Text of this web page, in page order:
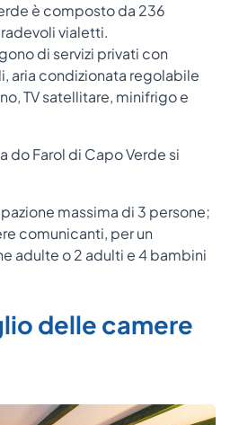
è composto da 236
vialetti.
di servizi privati con
aria condizionata regolabile
TV satellitare, minifrigo e
do Farol di Capo Verde si
massima di 3 persone;
comunicanti, per un
adulte o 2 adulti e 4 bambini
delle camere